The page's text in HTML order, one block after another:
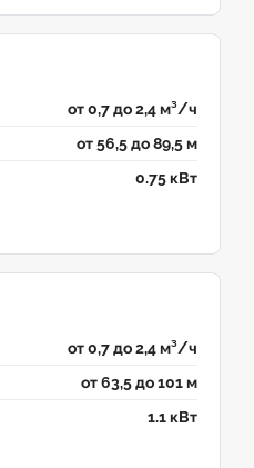
от 0,7 до 2,4 м³/ч
от 56,5 до 89,5 м
0.75 кВт
от 0,7 до 2,4 м³/ч
от 63,5 до 101 м
1.1 кВт